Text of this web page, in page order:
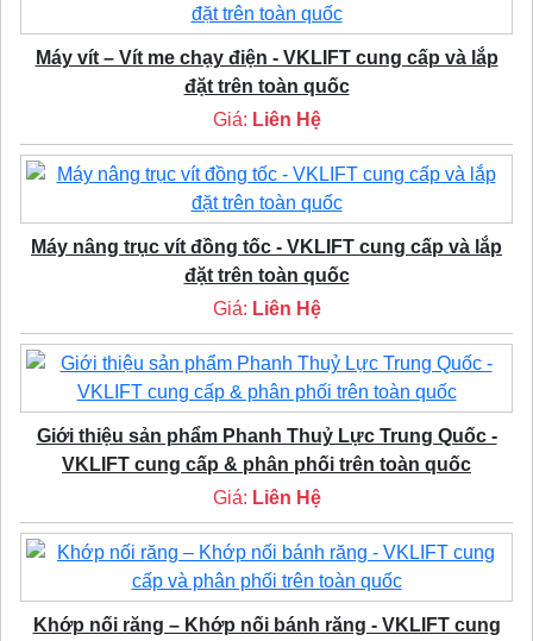
Máy vít – Vít me chạy điện - VKLIFT cung cấp và lắp
đặt trên toàn quốc
Giá: Liên Hệ
Máy nâng trục vít đồng tốc - VKLIFT cung cấp và lắp
đặt trên toàn quốc
Giá: Liên Hệ
Giới thiệu sản phẩm Phanh Thuỷ Lực Trung Quốc -
VKLIFT cung cấp & phân phối trên toàn quốc
Giá: Liên Hệ
Khớp nối răng – Khớp nối bánh răng - VKLIFT cung